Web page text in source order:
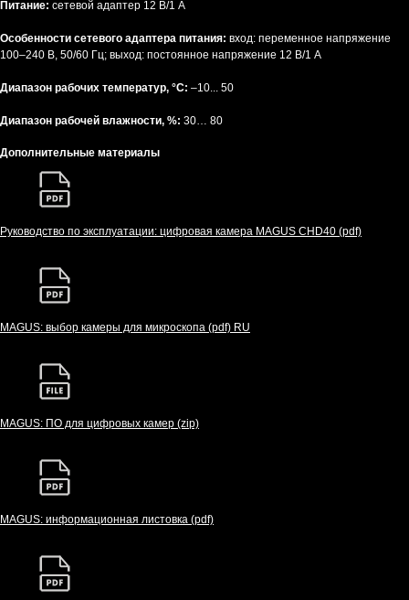
Питание: сетевой адаптер 12 В/1 А
Особенности сетевого адаптера питания: вход: переменное напряжение
100–240 В, 50/60 Гц; выход: постоянное напряжение 12 В/1 А
Диапазон рабочих температур, °С: –10... 50
Диапазон рабочей влажности, %: 30… 80
Дополнительные материалы
Руководство по эксплуатации: цифровая камера MAGUS CHD40 (pdf)
MAGUS: выбор камеры для микроскопа (pdf) RU
MAGUS: ПО для цифровых камер (zip)
MAGUS: информационная листовка (pdf)